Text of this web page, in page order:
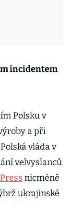
incidentem
Polsku v
a při
vláda v
velvyslanců
nicméně
ukrajinské